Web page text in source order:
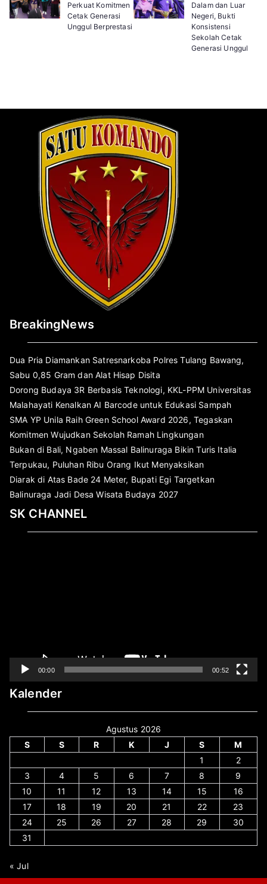
Perkuat Komitmen
Cetak Generasi
Unggul Berprestasi
Dalam dan Luar
Negeri, Bukti
Konsistensi
Sekolah Cetak
Generasi Unggul
BreakingNews
Dua Pria Diamankan Satresnarkoba Polres Tulang Bawang,
Sabu 0,85 Gram dan Alat Hisap Disita
Dorong Budaya 3R Berbasis Teknologi, KKL-PPM Universitas
Malahayati Kenalkan AI Barcode untuk Edukasi Sampah
SMA YP Unila Raih Green School Award 2026, Tegaskan
Komitmen Wujudkan Sekolah Ramah Lingkungan
Bukan di Bali, Ngaben Massal Balinuraga Bikin Turis Italia
Terpukau, Puluhan Ribu Orang Ikut Menyaksikan
Diarak di Atas Bade 24 Meter, Bupati Egi Targetkan
Balinuraga Jadi Desa Wisata Budaya 2027
SK CHANNEL
00:00 00:52
Kalender
Agustus 2026
S
S R K J S
M
1
2
3
4 5 6 7 8
9
10
11 12 13 14 15
16
17
18 19 20 21 22
23
24
25 26 27 28 29
30
31
« Jul